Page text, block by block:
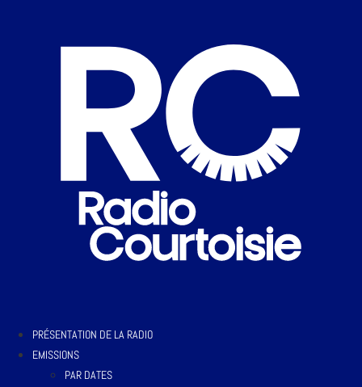
PRÉSENTATION DE LA RADIO
EMISSIONS
PAR DATES